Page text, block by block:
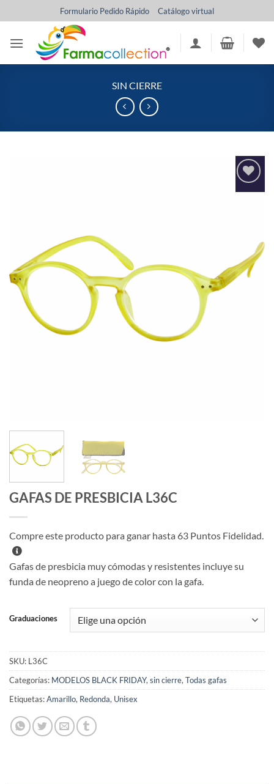
al
contenido
Formulario Pedido Rápido Catálogo virtual
SIN CIERRE
Añadir
GAFAS DE PRESBICIA L36C
Compre este producto para ganar hasta 63 Puntos Fidelidad.
Gafas de presbicia muy cómodas y resistentes incluye su
funda de neopreno a juego de color con la gafa.
Graduaciones
SKU: L36C
Categorías: MODELOS BLACK FRIDAY, sin cierre, Todas gafas
Etiquetas:Amarillo, Redonda, Unisex